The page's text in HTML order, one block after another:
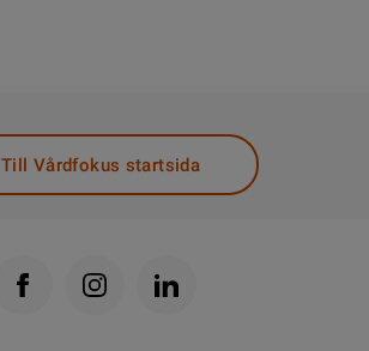
Till Vårdfokus startsida